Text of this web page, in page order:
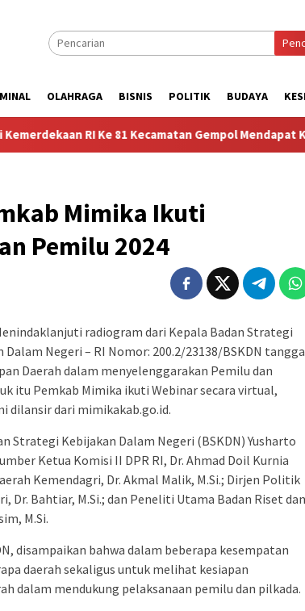
OLAHRAGA BISNIS POLITIK BUDAYA
Kecamatan Gempol Mendapat Kunjungan Sosok
Mimika Ikuti
Pemilu 2024
radiogram dari Kepala Badan Strategi
Negeri – RI Nomor: 200.2/23138/BSKDN
Daerah dalam menyelenggarakan Pemilu dan
itu Pemkab Mimika ikuti Webinar secara virtual,
dilansir dari mimikakab.go.id.
Strategi Kebijakan Dalam Negeri (BSKDN) Yusharto
Ketua Komisi II DPR RI, Dr. Ahmad Doil Kurnia
Kemendagri, Dr. Akmal Malik, M.Si.; Dirjen Politik
Dr. Bahtiar, M.Si.; dan Peneliti Utama Badan Riset dan
M.Si.
disampaikan bahwa dalam beberapa kesempatan
daerah sekaligus untuk melihat kesiapan
dalam mendukung pelaksanaan pemilu dan pilkada.